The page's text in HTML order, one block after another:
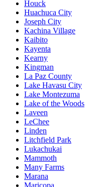
Houck
Huachuca City
Joseph City
Kachina Village
Kaibito
Kayenta
Kearny
Kingman
La Paz County
Lake Havasu City
Lake Montezuma
Lake of the Woods
Laveen
LeChee
Linden
Litchfield Park
Lukachukai
Mammoth
Many Farms
Marana
Maricopa